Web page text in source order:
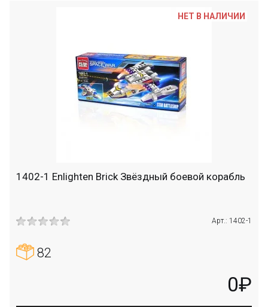
1402-1 Enlighten Brick Звёздный боевой корабль
Арт.: 1402-1
82
0₽
НЕТ В НАЛИЧИИ